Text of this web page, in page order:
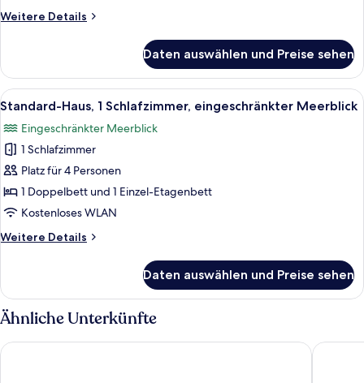
Weitere Details
Weitere
Apartment,
2 Schlafzimmer,
eingeschränkter
Daten auswählen und Preise sehen
Alle
Fotos
für
Standard-
Haus,
1
Schlafzimmer,
Meerblick
Ein Schlafzimmer mit einem Bett,
4
Standard-Haus, 1 Schlafzimmer, eingeschränkter Meerblick
Eingeschränkter Meerblick
1 Schlafzimmer
Platz für 4 Personen
1 Doppelbett und 1 Einzel-Etagenbett
Kostenloses WLAN
Weitere Details
Weitere
Haus,
1
Schlafzimmer,
eingeschränkter
Meerblick
Daten auswählen und Preise sehen
Ähnliche Unterkünfte
Tropis Hotel